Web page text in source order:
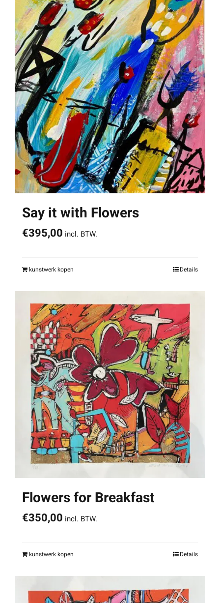
Say it with Flowers
€395,00 incl. BTW.
kunstwerk kopen Details
Flowers for Breakfast
€350,00 incl. BTW.
kunstwerk kopen Details